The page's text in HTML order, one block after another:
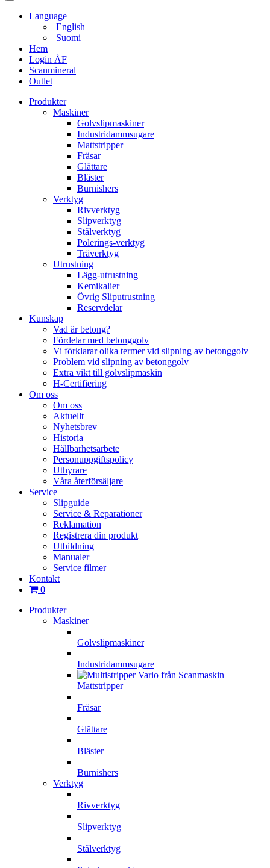
Language
English
Suomi
Hem
Login ÅF
Scanmineral
Outlet
Produkter
Maskiner
Golvslipmaskiner
Industridammsugare
Mattstripper
Fräsar
Glättare
Bläster
Burnishers
Verktyg
Rivverktyg
Slipverktyg
Stålverktyg
Polerings-verktyg
Träverktyg
Utrustning
Lägg-utrustning
Kemikalier
Övrig Sliputrustning
Reservdelar
Kunskap
Vad är betong?
Fördelar med betonggolv
Vi förklarar olika termer vid slipning av betonggolv
Problem vid slipning av betonggolv
Extra vikt till golvslipmaskin
H-Certifiering
Om oss
Om oss
Aktuellt
Nyhetsbrev
Historia
Hållbarhetsarbete
Personuppgiftspolicy
Uthyrare
Våra återförsäljare
Service
Slipguide
Service & Reparationer
Reklamation
Registrera din produkt
Utbildning
Manualer
Service filmer
Kontakt
0
Produkter
Maskiner
Golvslipmaskiner
Industridammsugare
Mattstripper
Fräsar
Glättare
Bläster
Burnishers
Verktyg
Rivverktyg
Slipverktyg
Stålverktyg